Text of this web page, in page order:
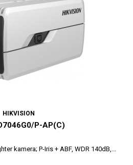
HIKVISION
P-AP(C)
kamera; P-Iris + ABF, WDR 140dB,...